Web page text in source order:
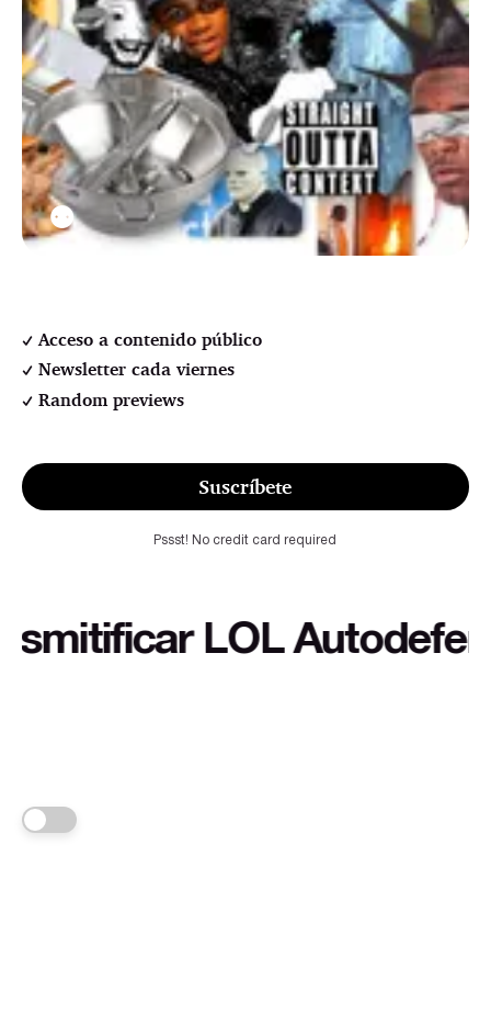
⚉
Acceso a contenido público
Newsletter cada viernes
Random previews
Suscríbete
Pssst! No credit card required
LOL